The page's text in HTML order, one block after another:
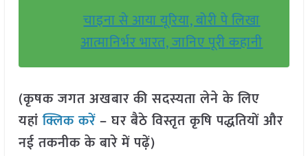
चाइना से आया यूरिया, बोरी पे लिखा
आत्मानिर्भर भारत, जानिए पूरी कहानी
(कृषक जगत अखबार की सदस्यता लेने के लिए
यहांक्लिक करें– घर बैठे विस्तृत कृषि पद्धतियों और
नई तकनीक के बारे में पढ़ें)